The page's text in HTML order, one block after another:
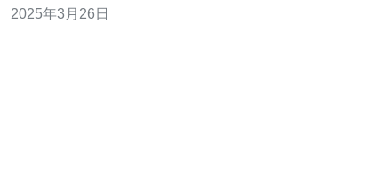
网络攻击，马来西亚高防服务器是一个不可忽视的选择。
2025年3月26日